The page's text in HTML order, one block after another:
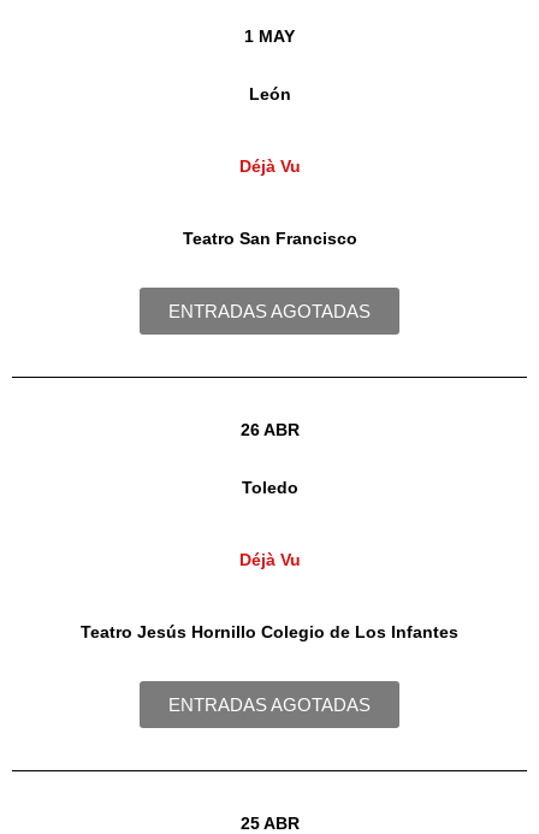
1 MAY
León
Déjà Vu
Teatro San Francisco
ENTRADAS AGOTADAS
26 ABR
Toledo
Déjà Vu
Teatro Jesús Hornillo Colegio de Los Infantes
ENTRADAS AGOTADAS
25 ABR